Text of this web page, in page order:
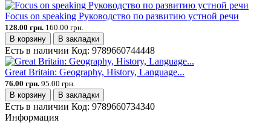
Focus on speaking Руководство по развитию устной речи
128.00 грн. 160.00 грн.
В корзину
В закладки
Есть в наличии Код: 9789660744448
Great Britain: Geography, History, Language...
76.00 грн. 95.00 грн.
В корзину
В закладки
Есть в наличии Код: 9789660734340
Информация